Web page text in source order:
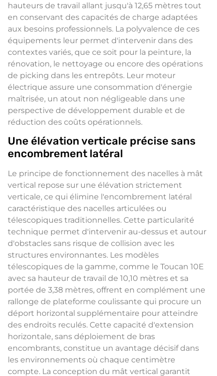
hauteurs de travail allant jusqu'à 12,65 mètres tout
en conservant des capacités de charge adaptées
aux besoins professionnels. La polyvalence de ces
équipements leur permet d'intervenir dans des
contextes variés, que ce soit pour la peinture, la
rénovation, le nettoyage ou encore des opérations
de picking dans les entrepôts. Leur moteur
électrique assure une consommation d'énergie
maîtrisée, un atout non négligeable dans une
perspective de développement durable et de
réduction des coûts opérationnels.
Une élévation verticale précise sans
encombrement latéral
Le principe de fonctionnement des nacelles à mât
vertical repose sur une élévation strictement
verticale, ce qui élimine l'encombrement latéral
caractéristique des nacelles articulées ou
télescopiques traditionnelles. Cette particularité
technique permet d'intervenir au-dessus et autour
d'obstacles sans risque de collision avec les
structures environnantes. Les modèles
télescopiques de la gamme, comme le Toucan 10E
avec sa hauteur de travail de 10,10 mètres et sa
portée de 3,38 mètres, offrent en complément une
rallonge de plateforme coulissante qui procure un
déport horizontal supplémentaire pour atteindre
des endroits reculés. Cette capacité d'extension
horizontale, sans déploiement de bras
encombrants, constitue un avantage décisif dans
les environnements où chaque centimètre
compte. La conception du mât vertical garantit